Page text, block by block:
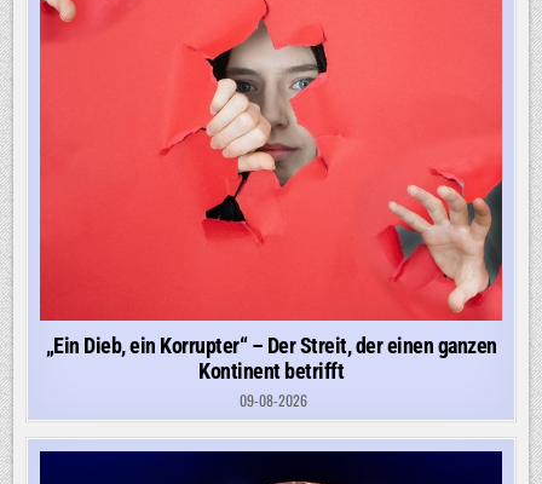
„Ein Dieb, ein Korrupter“ – Der Streit, der einen ganzen
Kontinent betrifft
09-08-2026